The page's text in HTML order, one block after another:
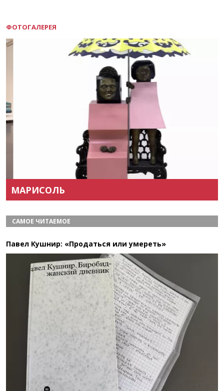
ФОТОГАЛЕРЕЯ
МАРИСОЛЬ
САМОЕ ЧИТАЕМОЕ
Павел Кушнир: «Продаться или умереть»